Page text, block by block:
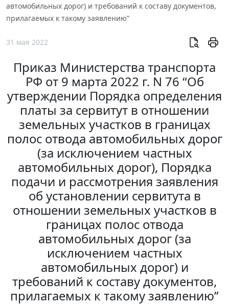
автомобильных дорог) и требований к составу документов,
прилагаемых к такому заявлению”
31 мая 2022
Приказ Министерства транспорта
РФ от 9 марта 2022 г. N 76 “Об
утверждении Порядка определения
платы за сервитут в отношении
земельных участков в границах
полос отвода автомобильных дорог
(за исключением частных
автомобильных дорог), Порядка
подачи и рассмотрения заявления
об установлении сервитута в
отношении земельных участков в
границах полос отвода
автомобильных дорог (за
исключением частных
автомобильных дорог) и
требований к составу документов,
прилагаемых к такому заявлению”